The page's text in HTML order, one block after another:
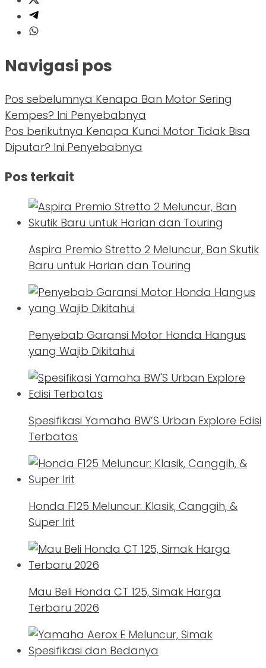
Navigasi pos
Pos sebelumnya Kenapa Ban Motor Sering
Kempes? Ini Penyebabnya
Pos berikutnya Kenapa Kunci Motor Tidak Bisa
Diputar? Ini Penyebabnya
Pos terkait
Aspira Premio Stretto 2 Meluncur, Ban Skutik
Baru untuk Harian dan Touring
Penyebab Garansi Motor Honda Hangus
yang Wajib Dikitahui
Spesifikasi Yamaha BW’S Urban Explore Edisi
Terbatas
Honda F125 Meluncur: Klasik, Canggih, &
Super Irit
Mau Beli Honda CT 125, Simak Harga
Terbaru 2026